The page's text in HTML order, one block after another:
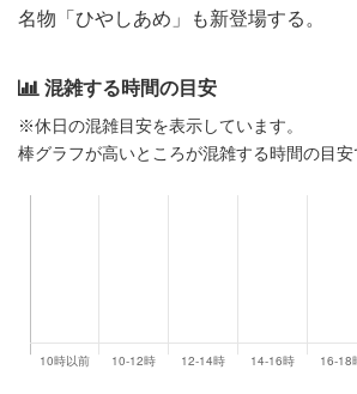
名物「ひやしあめ」も新登場する。
混雑する時間の目安
※休日の混雑目安を表示しています。
棒グラフが高いところが混雑する時間の目安